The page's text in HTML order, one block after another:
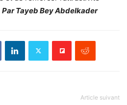
Par Tayeb Bey Abdelkader
Article suivant